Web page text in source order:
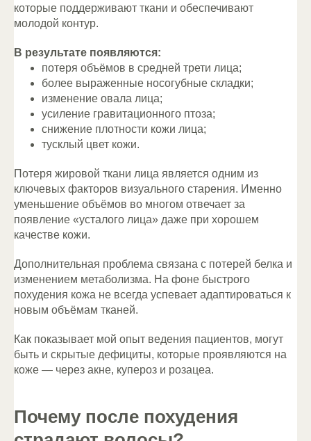
которые поддерживают ткани и обеспечивают
молодой контур.
В результате появляются:
потеря объёмов в средней трети лица;
более выраженные носогубные складки;
изменение овала лица;
усиление гравитационного птоза;
снижение плотности кожи лица;
тусклый цвет кожи.
Потеря жировой ткани лица является одним из
ключевых факторов визуального старения. Именно
уменьшение объёмов во многом отвечает за
появление «усталого лица» даже при хорошем
качестве кожи.
Дополнительная проблема связана с потерей белка и
изменением метаболизма. На фоне быстрого
похудения кожа не всегда успевает адаптироваться к
новым объёмам тканей.
Как показывает мой опыт ведения пациентов, могут
быть и скрытые дефициты, которые проявляются на
коже — через акне, купероз и розацеа.
Почему после похудения